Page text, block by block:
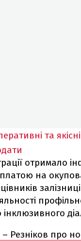
та
отримало
на
Резніков про